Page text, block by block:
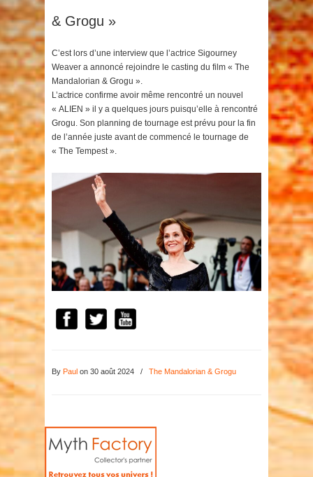
& Grogu »
C’est lors d’une interview que l’actrice Sigourney
Weaver a annoncé rejoindre le casting du film « The
Mandalorian & Grogu ».
L’actrice confirme avoir même rencontré un nouvel
« ALIEN » il y a quelques jours puisqu’elle à rencontré
Grogu. Son planning de tournage est prévu pour la fin
de l’année juste avant de commencé le tournage de
« The Tempest ».
By Paul on 30 août 2024 / The Mandalorian & Grogu